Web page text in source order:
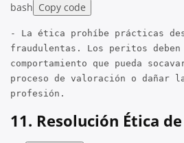
bash Copy code
- La ética prohíbe prácticas
fraudulentas. Los peritos
comportamiento que pueda
proceso de valoración o dañar
profesión.
11. Resolución Ética